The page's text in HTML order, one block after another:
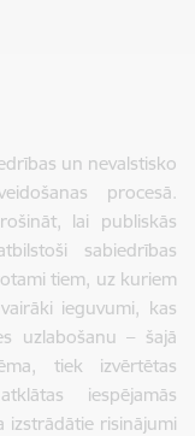
un nevalstisko
procesā.
lai publiskās
sabiedrības
tiem, uz kuriem
ieguvumi, kas
uzlabošanu – šajā
tiek izvērtētas
iespējamās
izstrādātie risinājumi